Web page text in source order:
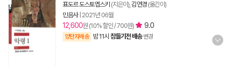
표도르 도스토옙스키 (지은이), 김연경 (옮긴이)
민음사| 2021년 06월
12,600원 (10% 할인 / 700원) 9.0
양탄자배송 밤 11시 잠들기전 배송 변경